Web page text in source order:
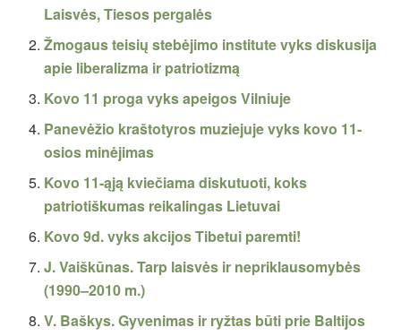
Laisvės, Tiesos pergalės
Žmogaus teisių stebėjimo institute vyks diskusija
apie liberalizma ir patriotizmą
Kovo 11 proga vyks apeigos Vilniuje
Panevėžio kraštotyros muziejuje vyks kovo 11-
osios minėjimas
Kovo 11-ąją kviečiama diskutuoti, koks
patriotiškumas reikalingas Lietuvai
Kovo 9d. vyks akcijos Tibetui paremti!
J. Vaiškūnas. Tarp laisvės ir nepriklausomybės
(1990–2010 m.)
V. Baškys. Gyvenimas ir ryžtas būti prie Baltijos